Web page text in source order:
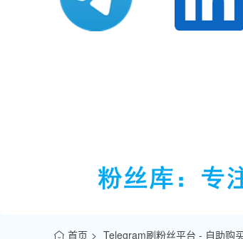
首页 Telegram刷粉丝平台 - 自助购